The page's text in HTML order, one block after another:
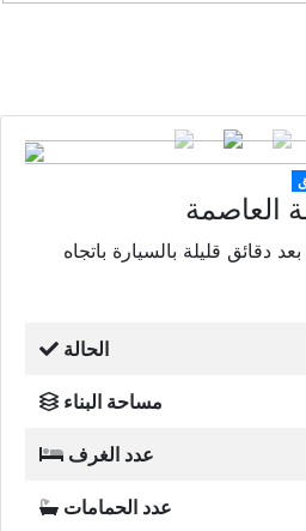
العاصمة
دقائق قليلة بالسيارة باتجاه
الحالة
مساحة البناء
عدد الغرف
عدد الحمامات